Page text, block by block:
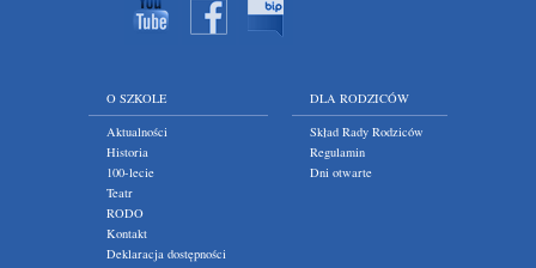
O SZKOLE
Aktualności
Historia
100-lecie
Teatr
RODO
Kontakt
Deklaracja dostępności
DLA RODZICÓW
Skład Rady Rodziców
Regulamin
Dni otwarte